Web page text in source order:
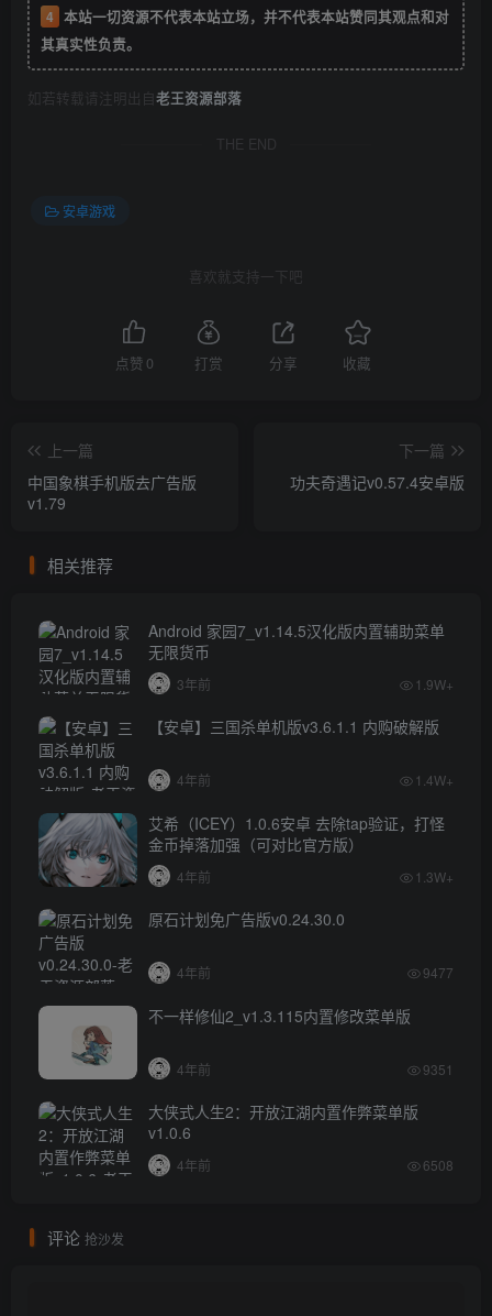
4 本站一切资源不代表本站立场，并不代表本站赞同其观点和对
其真实性负责。
如若转载请注明出自老王资源部落
THE END
安卓游戏
喜欢就支持一下吧
点赞 0 打赏 分享 收藏
上一篇
中国象棋手机版去广告版
v1.79
下一篇
功夫奇遇记v0.57.4安卓版
相关推荐
Android 家园7_v1.14.5汉化版内置辅助菜单
无限货币
3年前 1.9W+
【安卓】三国杀单机版v3.6.1.1 内购破解版
4年前 1.4W+
艾希（ICEY）1.0.6安卓 去除tap验证，打怪
金币掉落加强（可对比官方版）
4年前 1.3W+
原石计划免广告版v0.24.30.0
4年前 9477
不一样修仙2_v1.3.115内置修改菜单版
4年前 9351
大侠式人生2：开放江湖内置作弊菜单版
v1.0.6
4年前 6508
评论 抢沙发